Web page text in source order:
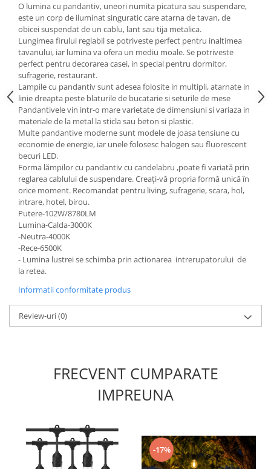
O lumina cu pandantiv, uneori numita picatura sau suspendare,
este un corp de iluminat singuratic care atarna de tavan, de
obicei suspendat de un cablu, lant sau tija metalica.
Lungimea firului reglabil se potriveste perfect pentru inaltimea
tavanului, iar lumina va ofera un mediu moale. Se potriveste
perfect pentru decorarea casei, in special pentru dormitor,
sufragerie, restaurant.
Lampile cu pandantiv sunt adesea folosite in multipli, atarnate in
linie dreapta peste blaturile de bucatarie si seturile de mese
Pandantivele vin intr-o mare varietate de dimensiuni si variaza in
materiale de la metal la sticla sau beton si plastic.
Multe pandantive moderne sunt modele de joasa tensiune cu
economie de energie, iar unele folosesc halogen sau fluorescent
becuri LED.
Forma lămpilor cu pandantiv cu candelabru ,poate fi variată prin
reglarea cablului de suspendare. Creați-vă propria formă unică în
orice moment. Recomandat pentru living, sufragerie, scara, hol,
intrare, hotel, birou.
Putere-102W/8780LM
Lumina-Calda-3000K
-Neutra-4000K
-Rece-6500K
- Lumina lustrei se schimba prin actionarea intrerupatorului de
la retea.
Informatii conformitate produs
Review-uri(0)
FRECVENT CUMPARATE
IMPREUNA
-17%